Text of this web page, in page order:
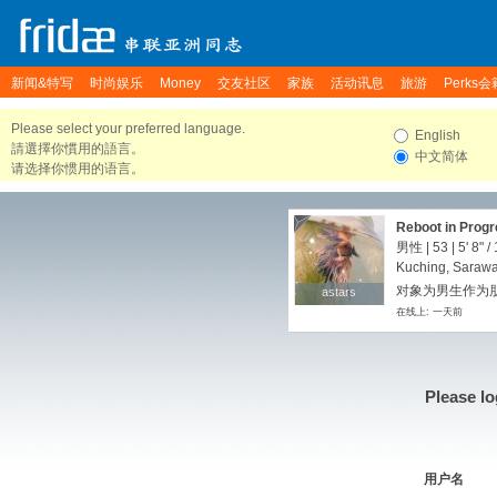
新闻&特写 时尚娱乐 Money 交友社区 家族 活动讯息 旅游 Perks会
Please select your preferred language.
請選擇你慣用的語言。
请选择你惯用的语言。
English
中文简体
astars
astars
Reboot in
男性 | 53 | 5' 8" /
Kuching,
对象为男生作为
在线上: 一天前
Please
用户名